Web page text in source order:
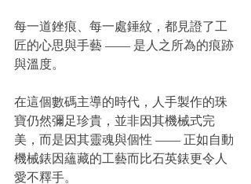
每一道銼痕、每一處錘紋，都見證了工
匠的心思與手藝 —— 是人之所為的痕跡
與溫度。
在這個數碼主導的時代，人手製作的珠
寶仍然彌足珍貴，並非因其機械式完
美，而是因其靈魂與個性 —— 正如自動
機械錶因蘊藏的工藝而比石英錶更令人
愛不釋手。